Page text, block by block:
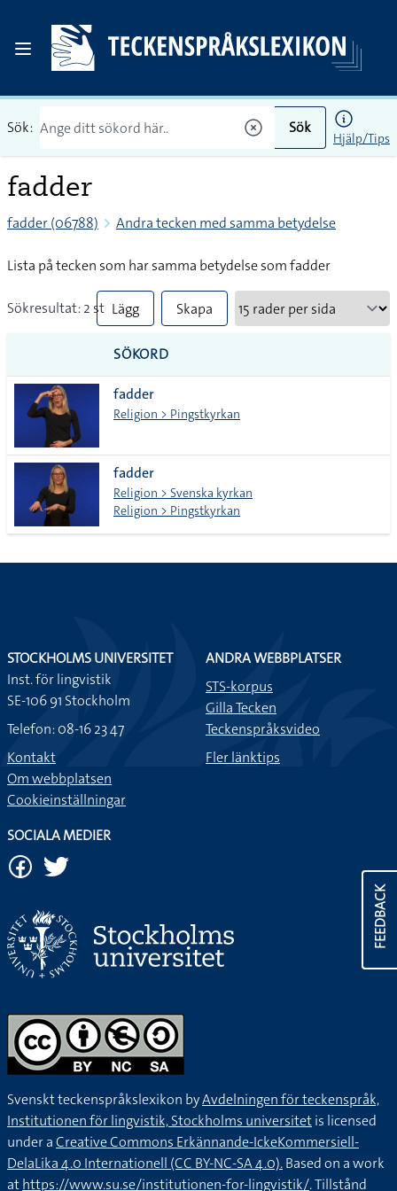
Sök: Sök
Hjälp/Tips
fadder
fadder (06788) Andra tecken med samma betydelse
Lista på tecken som har samma betydelse som fadder
Sökresultat: 2 st Lägg
till
alla i
lista
Skapa
SÖKORD
fadder
Religion > Pingstkyrkan
fadder
Religion > Svenska kyrkan
Religion > Pingstkyrkan
FEEDBACK
STOCKHOLMS UNIVERSITET
Inst. för lingvistik
SE-106 91 Stockholm
Telefon: 08-16 23 47
Kontakt
Om webbplatsen
Cookieinställningar
ANDRA WEBBPLATSER
STS-korpus
Gilla Tecken
Teckenspråksvideo
Fler länktips
SOCIALA MEDIER
Svenskt teckenspråkslexikon byAvdelningen för teckenspråk,
Institutionen för lingvistik, Stockholms universitetis licensed
under aCreative Commons Erkännande-IckeKommersiell-
DelaLika 4.0 Internationell (CC BY-NC-SA 4.0).Based on a work
athttps://www.su.se/institutionen-for-lingvistik/. Tillstånd